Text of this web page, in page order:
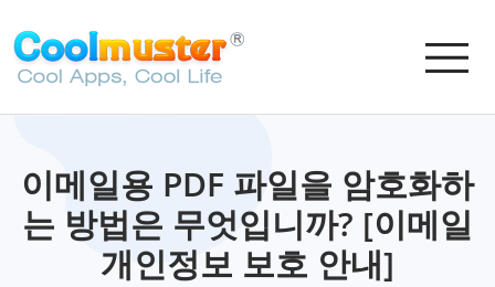
이메일용 PDF 파일을 암호화하
는 방법은 무엇입니까? [이메일
개인정보 보호 안내]